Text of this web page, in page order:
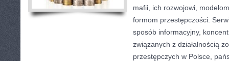
mafii, ich rozwojowi,
formom przestępczości.
sposób informacyjny,
związanych z działalnością
przestępczych w Polsce,